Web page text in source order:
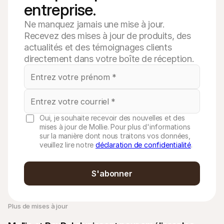
entreprise.
Ne manquez jamais une mise à jour.
Recevez des mises à jour de produits, des
actualités et des témoignages clients
directement dans votre boîte de réception.
Oui, je souhaite recevoir des nouvelles et des
mises à jour de Mollie. Pour plus d'informations
sur la manière dont nous traitons vos données,
veuillez lire notre déclaration de confidentialité.
S'abonner
Plus de mises à jour